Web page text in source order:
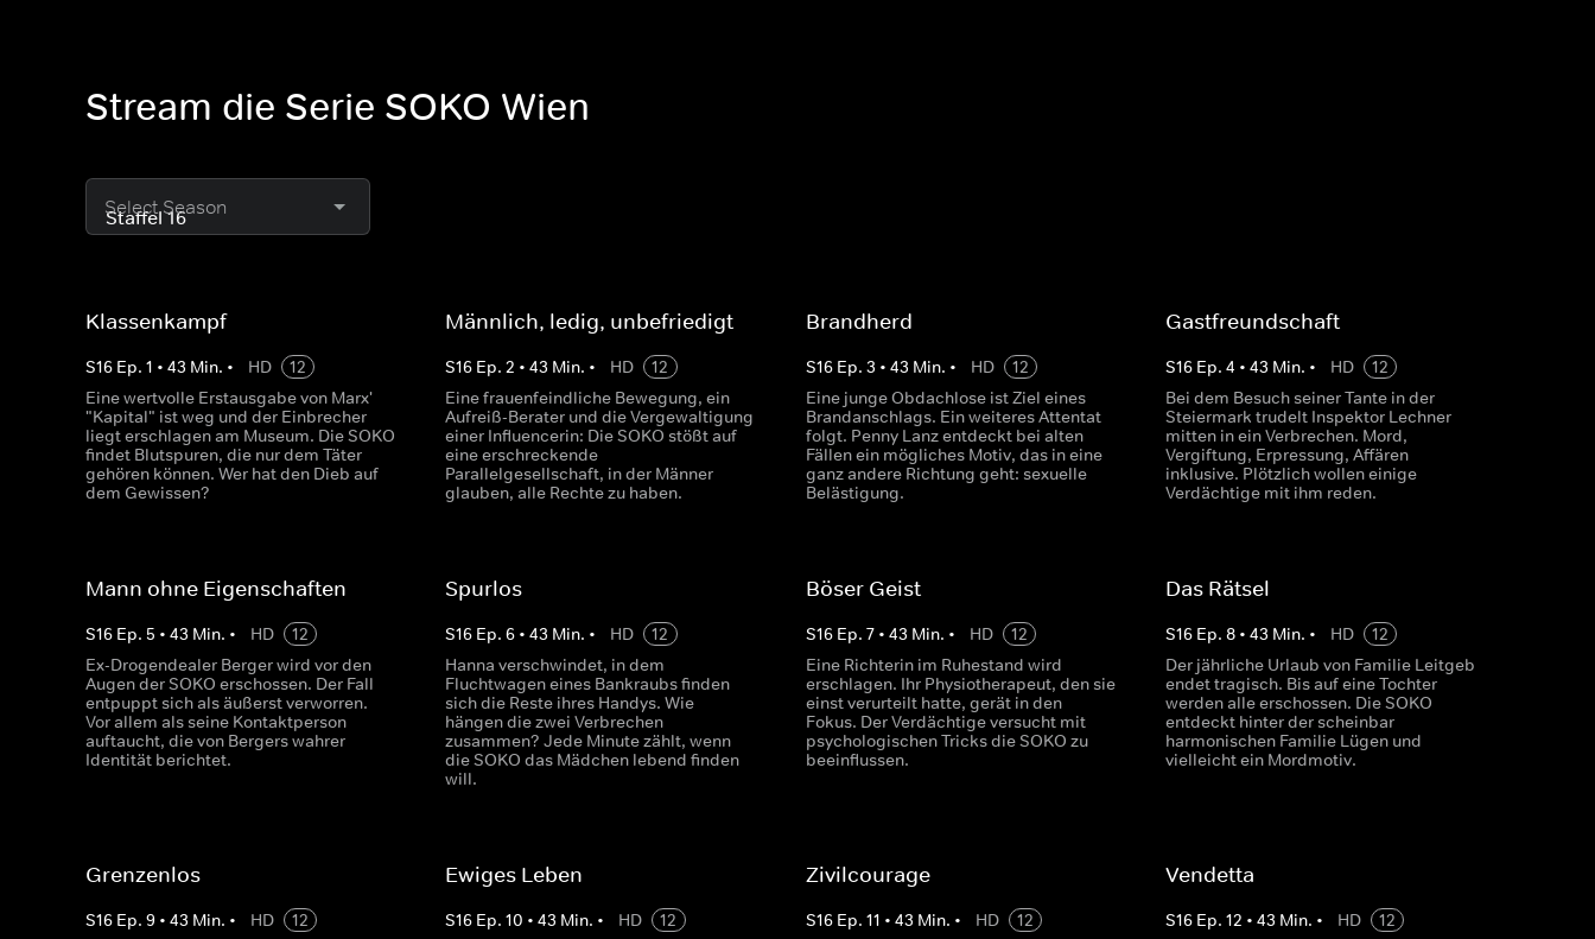
Stream die Serie SOKO Wien
Select Season
Klassenkampf
S16 Ep. 1 • 43 Min. • HD
12
Eine wertvolle Erstausgabe von Marx'
"Kapital" ist weg und der Einbrecher
liegt erschlagen am Museum. Die SOKO
findet Blutspuren, die nur dem Täter
gehören können. Wer hat den Dieb auf
dem Gewissen?
Männlich, ledig, unbefriedigt
S16 Ep.2 •43 Min. • HD
12
Eine frauenfeindliche Bewegung, ein
Aufreiß-Berater und die Vergewaltigung
einer Influencerin: Die SOKO stößt auf
eine erschreckende
Parallelgesellschaft, in der Männer
glauben, alle Rechte zu haben.
Brandherd
S16 Ep. 3 • 43 Min. • HD
12
Eine junge Obdachlose ist Ziel eines
Brandanschlags. Ein weiteres Attentat
folgt. Penny Lanz entdeckt bei alten
Fällen ein mögliches Motiv, das in eine
ganz andere Richtung geht: sexuelle
Belästigung.
Gastfreundschaft
S16 Ep. 4 • 43 Min. • HD
12
Bei dem Besuch seiner Tante in der
Steiermark trudelt Inspektor Lechner
mitten in ein Verbrechen. Mord,
Vergiftung, Erpressung, Affären
inklusive. Plötzlich wollen einige
Verdächtige mit ihm reden.
Mann ohne Eigenschaften
S16 Ep. 5 • 43 Min. • HD
12
Ex-Drogendealer Berger wird vor den
Augen der SOKO erschossen. Der Fall
entpuppt sich als äußerst verworren.
Vor allem als seine Kontaktperson
auftaucht, die von Bergers wahrer
Identität berichtet.
Spurlos
S16 Ep.6 •43 Min. • HD
12
Hanna verschwindet, in dem
Fluchtwagen eines Bankraubs finden
sich die Reste ihres Handys. Wie
hängen die zwei Verbrechen
zusammen? Jede Minute zählt, wenn
die SOKO das Mädchen lebend finden
will.
Böser Geist
S16 Ep. 7• 43 Min. • HD
12
Eine Richterin im Ruhestand wird
erschlagen. Ihr Physiotherapeut, den sie
einst verurteilt hatte, gerät in den
Fokus. Der Verdächtige versucht mit
psychologischen Tricks die SOKO zu
beeinflussen.
Das Rätsel
S16 Ep. 8• 43 Min. • HD
12
Der jährliche Urlaub von Familie Leitgeb
endet tragisch. Bis auf eine Tochter
werden alle erschossen. Die SOKO
entdeckt hinter der scheinbar
harmonischen Familie Lügen und
vielleicht ein Mordmotiv.
Grenzenlos
S16 Ep. 9 • 43 Min. • HD
12
Ewiges Leben
S16 Ep.10 •43 Min. • HD
12
Zivilcourage
S16 Ep. 11 • 43 Min. • HD
12
Vendetta
S16 Ep. 12 • 43 Min. • HD
12